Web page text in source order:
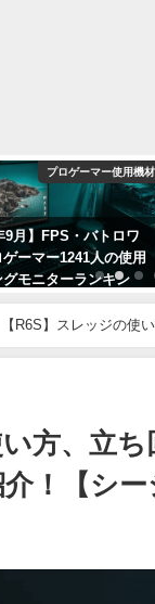
プロゲーマー使用機材
9月】FPS・バトロワ
ーマー1241人の使用
グモニターランキン
メーカーとモデルを紹
【R6S】スレッジの使
い方、立
！【シー